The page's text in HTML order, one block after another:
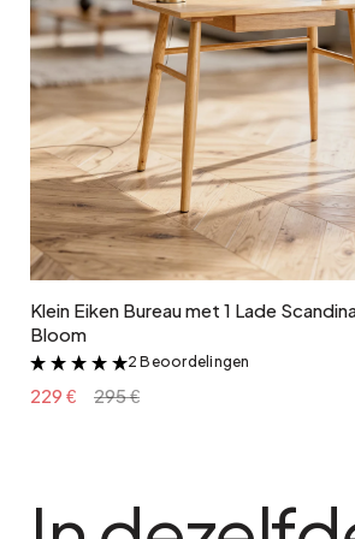
In winkelwagen
Klein Eiken Bureau met 1 Lade
Bloom
&
2 Beoordelingen
229 € 295 €